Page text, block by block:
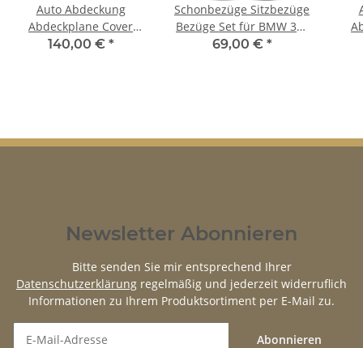
Auto Abdeckung
Abdeckplane Cover
Ganzgarage outdoor
140,00 € *
Schonbezüge Sitzbezüge
Bezüge Set für BMW 3er
E91
69,00 € *
Newsletter Abonnieren
Bitte senden Sie mir entsprechend Ihrer
Datenschutzerklärung regelmäßig und jederzeit widerruflich
Informationen zu Ihrem Produktsortiment per E-Mail zu.
Abonnieren